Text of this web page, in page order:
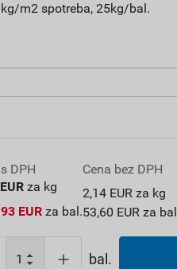
m2 spotreba, 25kg/bal.
DPH
za kg
EUR za bal.
Cena bez DPH
2,14 EUR za kg
53,60 EUR za
bal.